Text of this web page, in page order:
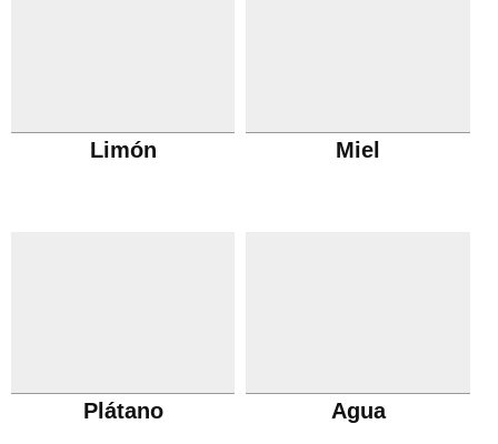
Limón Miel
Plátano Agua